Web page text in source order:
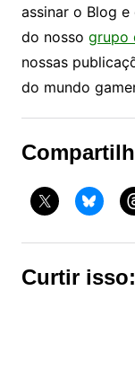
assinar o Blog e
do nosso grupo
nossas
do mundo
Curtir isso: